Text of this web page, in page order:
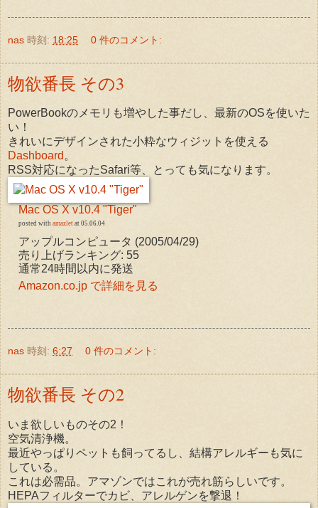
nas 時刻: 18:25 0 件のコメント:
物欲番長 その3
PowerBookのメモリも増やした事だし、最新のOSを使いた
い！
きれいにデザインされた小粋なウィジットを使える
Dashboard。
RSS対応になったSafari等、とっても気になります。
Mac OS X v10.4 "Tiger"
posted with amazlet at 05.06.04
アップルコンピュータ (2005/04/29)
売り上げランキング: 55
通常24時間以内に発送
Amazon.co.jp で詳細を見る
nas 時刻: 6:27 0 件のコメント:
物欲番長 その2
いま欲しいものその2！
空気清浄機。
最近やっぱりペットも飼ってるし、結構アレルギーも気に
している。
これは必需品。アマゾンではこれが売れ筋らしいです。
HEPAフィルターでカビ、アレルゲンを撃退！